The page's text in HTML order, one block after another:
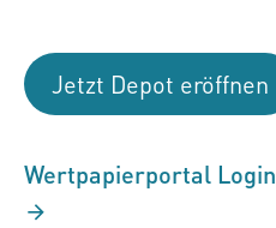
Jetzt Depot eröffnen
Wertpapierportal Login